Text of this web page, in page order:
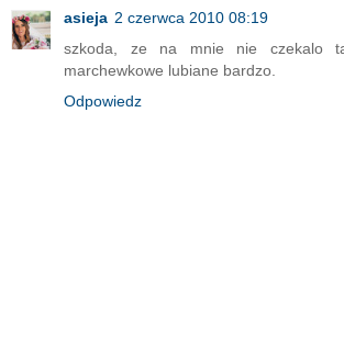
asieja 2 czerwca 2010 08:19
szkoda, ze na mnie nie czekalo
marchewkowe lubiane bardzo.
Odpowiedz